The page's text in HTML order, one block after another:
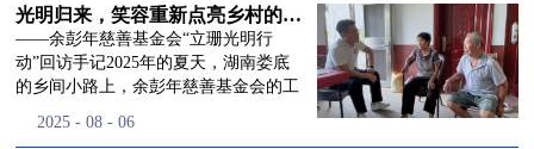
流程，完成了新一届治理层的选举任
命，全新的第四届理事会正式组建完
成：选举彭志兵、徐滨、彭新英、李
栋、李玲辉、郭启兴、梅鑫为余彭年慈
余彭年慈善基金会第四届理事会监事。
景，这份认可，也让我们更加笃定前行
的脚步。启动仪式落幕之后，我们没有
即刻返程，联合赤峰市残联的工作人
员、专业医护队伍走入乡间小路，随机
小路弯弯曲曲，两边是繁茂的林木，我
峰市残联理事长孙德欣对我们“彭年光
明行动”给予了高度的肯定，他表示“彭
年光明行动”不仅仅是帮助白内障患者
恢复光明，最重要的是减轻了患者家庭
事业的生动体现。随后余彭年慈善基金
光明归来，笑容重新点亮乡村的角落
——余彭年慈善基金会“立珊光明行
动”回访手记2025年的夏天，湖南娄底
的乡间小路上，余彭年慈善基金会的工
着一份特别的牵挂，走进了一个个普通
2025 - 08 - 06